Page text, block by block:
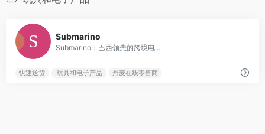
Submarino
Submarino：巴西领先的跨境电...
快速送货 玩具和电子产品 丹麦在线零售商